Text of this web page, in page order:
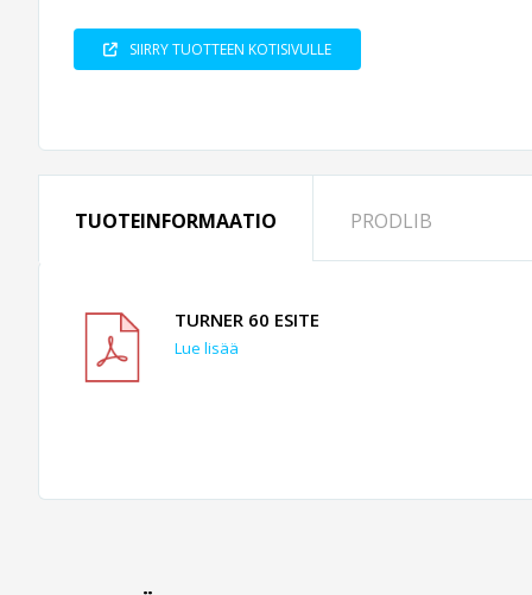
SIIRRY TUOTTEEN KOTISIVULLE
TUOTEINFORMAATIO PRODLIB
TURNER 60 ESITE
Lue lisää